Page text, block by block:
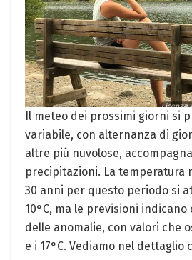
Il meteo dei prossimi giorni si
variabile, con alternanza di
altre più nuvolose,
precipitazioni. La temperatura
30 anni per questo periodo si
10°C, ma le previsioni indicano
delle anomalie, con valori che
e i 17°C. Vediamo nel dettaglio